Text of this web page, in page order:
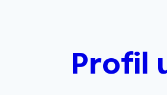
Profil